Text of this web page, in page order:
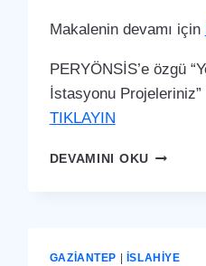
Makalenin devamı için
PERYÖNSİS’e özgü
İstasyonu
TIKLAYIN
DEVAMINI OKUİSLAHIYE
ÜRETIM)
GAZIANTEP İSLAHIYE